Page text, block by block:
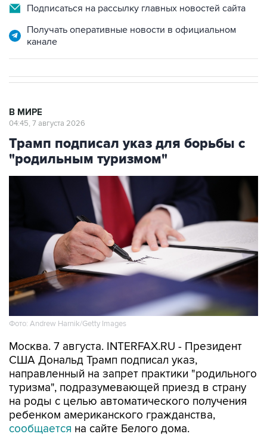
Подписаться на рассылку главных новостей сайта
Получать оперативные новости в официальном
канале
В МИРЕ
04:45, 7 августа 2026
Трамп подписал указ для борьбы с
"родильным туризмом"
Фото: Andrew Harnik/Getty Images
Москва. 7 августа. INTERFAX.RU - Президент
США Дональд Трамп подписал указ,
направленный на запрет практики "родильного
туризма", подразумевающей приезд в страну
на роды с целью автоматического получения
ребенком американского гражданства,
сообщается на сайте Белого дома.